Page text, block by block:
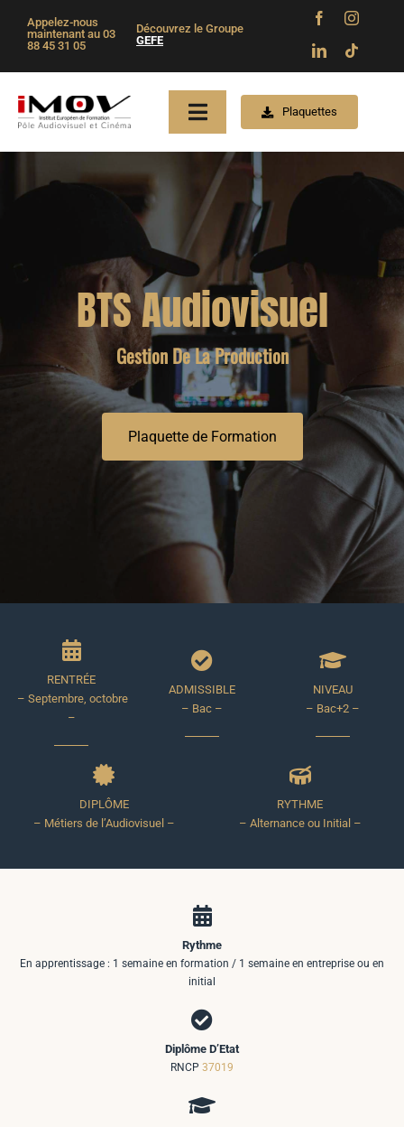
Appelez-nous
maintenant au 03
88 45 31 05
Découvrez le Groupe
GEFE
Toggle
Navigation
Accueil
Formations Courtes
Plaquettes
BTS Audiovisuel
Gestion De La Production
Plaquette de Formation
RENTRÉE
– Septembre, octobre
–
ADMISSIBLE
– Bac –
NIVEAU
– Bac+2 –
DIPLÔME
– Métiers de l’Audiovisuel –
RYTHME
– Alternance ou Initial –
Rythme
En apprentissage : 1 semaine en formation / 1 semaine en entreprise ou en
initial
Diplôme D’Etat
RNCP 37019